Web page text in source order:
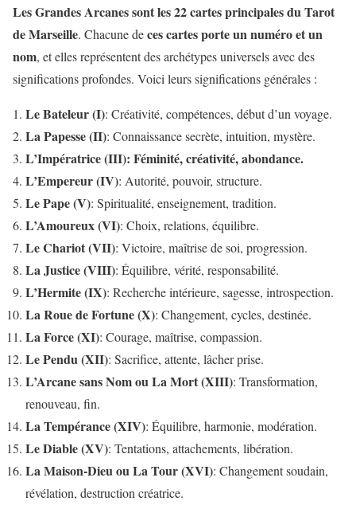
Les Grandes Arcanes sont les 22 cartes principales du Tarot
de Marseille. Chacune deces cartes porte un numéro et un
nom, et elles représentent des archétypes universels avec des
significations profondes. Voici leurs significations générales :
Le Bateleur (I): Créativité, compétences, début d’un voyage.
La Papesse (II): Connaissance secrète, intuition, mystère.
L’Impératrice (III): Féminité, créativité, abondance.
L’Empereur (IV): Autorité, pouvoir, structure.
Le Pape (V): Spiritualité, enseignement, tradition.
L’Amoureux (VI): Choix, relations, équilibre.
Le Chariot (VII): Victoire, maîtrise de soi, progression.
La Justice (VIII): Équilibre, vérité, responsabilité.
L’Hermite (IX): Recherche intérieure, sagesse, introspection.
La Roue de Fortune (X): Changement, cycles, destinée.
La Force (XI): Courage, maîtrise, compassion.
Le Pendu (XII): Sacrifice, attente, lâcher prise.
L’Arcane sans Nom ou La Mort (XIII): Transformation,
renouveau, fin.
La Tempérance (XIV): Équilibre, harmonie, modération.
Le Diable (XV): Tentations, attachements, libération.
La Maison-Dieu ou La Tour (XVI): Changement soudain,
révélation, destruction créatrice.